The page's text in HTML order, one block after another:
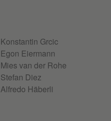
Konstantin Grcic
Egon Eiermann
Mies van der Rohe
Stefan Diez
Alfredo Häberli